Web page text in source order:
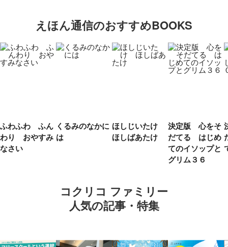
えほん通信のおすすめBOOKS
ふわふわ ふん
わり おやすみ
なさい
くるみのなかに
は
ほしじいたけ
ほしばあたけ
決定版 心をそ
だてる はじめ
てのイソップと
グリム３６
コクリコ ファミリー
人気の記事・特集